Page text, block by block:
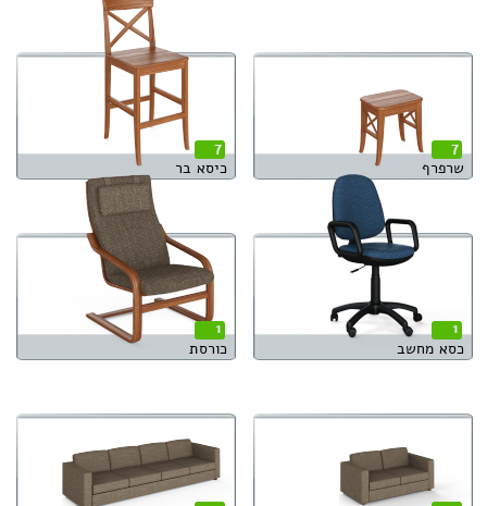
7
שרפרף
7
כיסא בר
1
כסא מחשב
1
כורסת